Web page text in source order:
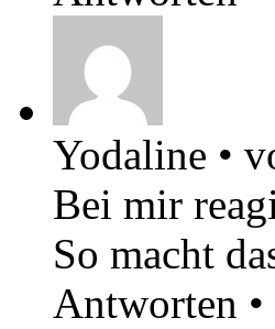
Yodaline •
Bei mir
So macht
Antworten •